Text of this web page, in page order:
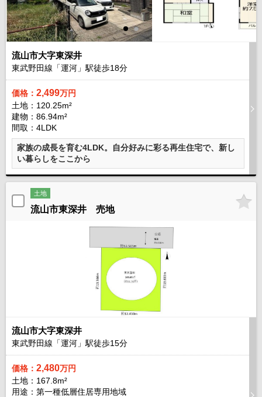
流山市大字東深井
東武野田線「運河」駅徒歩18分
価格： 2,499万円
土地：120.25m²
建物：86.94m²
間取：4LDK
家族の成長を育む4LDK。自分好みに彩る再生住宅で、新し
い暮らしをここから
土地
流山市東深井 売地
流山市大字東深井
東武野田線「運河」駅徒歩15分
価格： 2,480万円
土地：167.8m²
用途：第一種低層住居専用地域